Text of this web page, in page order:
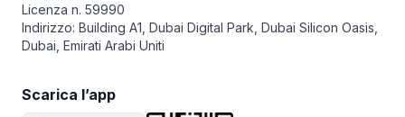
Licenza n. 59990
Indirizzo: Building A1, Dubai Digital Park, Dubai Silicon Oasis,
Dubai, Emirati Arabi Uniti
Scarica l’app